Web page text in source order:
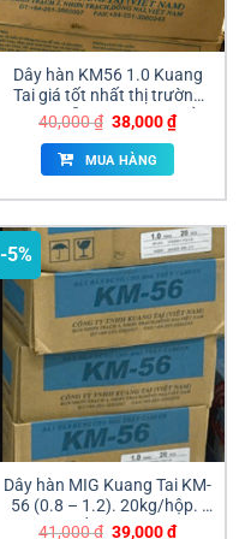
Dây hàn KM56 1.0 Kuang
Tai giá tốt nhất thị trường
hàng sẵn kho chuyên sỉ
40,000₫ Giá
gốc
là:
40,000 ₫.
38,000₫Giá
hiện
MUA HÀNG
-5%
Dây hàn MIG Kuang Tai KM-
56 (0.8 – 1.2). 20kg/hộp. |
Phân phối chính hãng tại
41,000₫ Giá
39,000₫Giá